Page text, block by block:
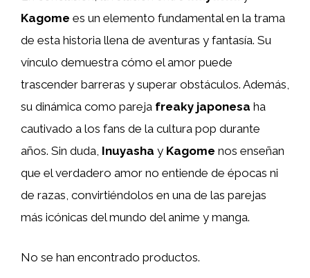
Kagome es un elemento fundamental en la trama
de esta historia llena de aventuras y fantasía. Su
vínculo demuestra cómo el amor puede
trascender barreras y superar obstáculos. Además,
su dinámica como pareja freaky japonesa ha
cautivado a los fans de la cultura pop durante
años. Sin duda, Inuyasha y Kagome nos enseñan
que el verdadero amor no entiende de épocas ni
de razas, convirtiéndolos en una de las parejas
más icónicas del mundo del anime y manga.
No se han encontrado productos.